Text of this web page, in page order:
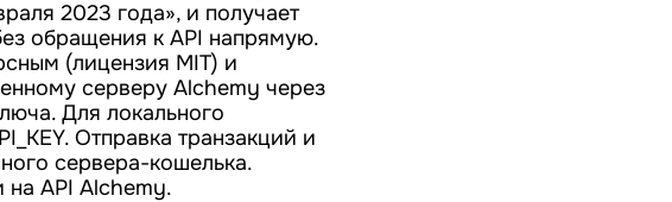
2023 года», и получает
обращения к API напрямую.
(лицензия MIT) и
серверу Alchemy через
Для локального
Отправка транзакций и
сервера-кошелька.
на API Alchemy.